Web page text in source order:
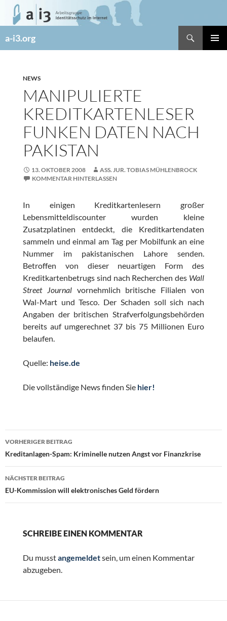
Zum
Inhalt
a-i3.org
NEWS
MANIPULIERTE
KREDITKARTENLESER
FUNKEN DATEN NACH
PAKISTAN
13. OKTOBER 2008
ASS. JUR. TOBIAS MÜHLENBROCK
KOMMENTAR HINTERLASSEN
In einigen Kreditkartenlesern großer
Lebensmitteldiscounter wurden kleine
Zusatzplatinen entdeckt, die Kreditkartendaten
sammeln und einmal am Tag per Mobilfunk an eine
Nummer im pakistanischen Lahore senden.
Betroffen von dieser neuartigen Form des
Kreditkartenbetrugs sind nach Recherchen des Wall
Street Journalvornehmlich britische Filialen von
Wal-Mart und Tesco. Der Schaden soll sich nach
Angaben der britischen Strafverfolgungsbehörden
bereits auf umgerechnet 37 bis 75 Millionen Euro
belaufen.
Quelle: heise.de
Die vollständige News finden Sie hier!
Beitragsnavigation
VORHERIGER BEITRAG
Kreditanlagen-Spam: Kriminelle nutzen Angst vor Finanzkrise
NÄCHSTER BEITRAG
EU-Kommission will elektronisches Geld fördern
SCHREIBE EINEN KOMMENTAR
Du musstangemeldetsein, um einen Kommentar
abzugeben.